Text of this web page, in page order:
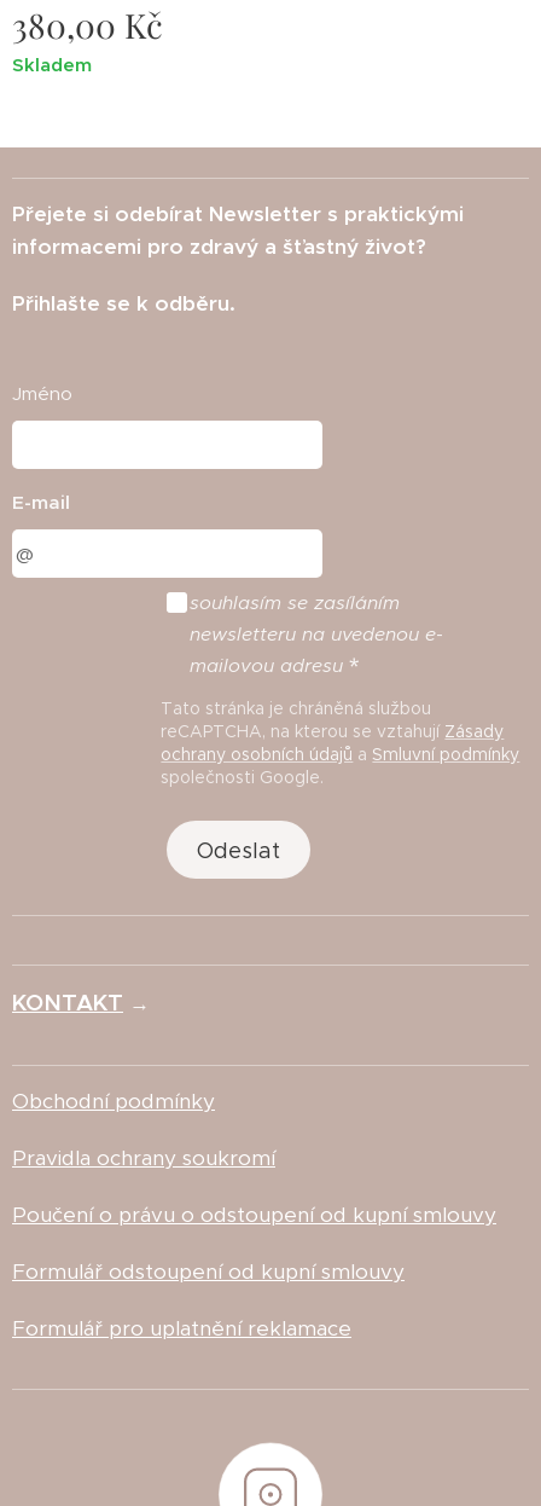
380,00 Kč
Skladem
Přejete si odebírat Newsletter s praktickými
informacemi pro zdravý a šťastný život?
Přihlašte se k odběru.
Jméno
E-mail
souhlasím se zasíláním
newsletteru na uvedenou e-
mailovou adresu
Tato stránka je chráněná službou
reCAPTCHA, na kterou se vztahují Zásady
ochrany osobních údajů a Smluvní podmínky
společnosti Google.
Odeslat
KONTAKT →
Obchodní podmínky
Pravidla ochrany soukromí
Poučení o právu o odstoupení od kupní smlouvy
Formulář odstoupení od kupní smlouvy
Formulář pro uplatnění reklamace